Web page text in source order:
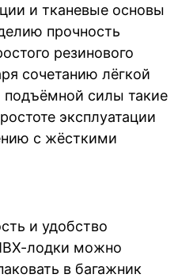
и тканевые основы
прочность
резинового
сочетанию лёгкой
подъёмной силы такие
эксплуатации
с жёсткими
и удобство
лодки можно
в багажник